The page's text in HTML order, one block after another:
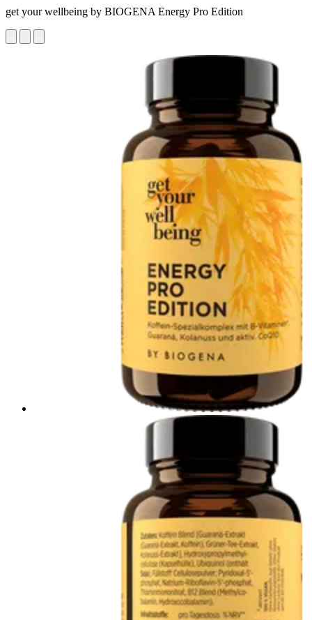
get your wellbeing by BIOGENA Energy Pro Edition